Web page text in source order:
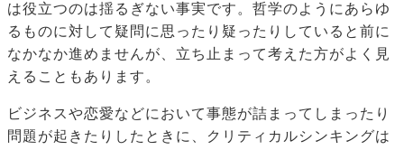
は役立つのは揺るぎない事実です。哲学のようにあらゆ
るものに対して疑問に思ったり疑ったりしていると前に
なかなか進めませんが、立ち止まって考えた方がよく見
えることもあります。
ビジネスや恋愛などにおいて事態が詰まってしまったり
問題が起きたりしたときに、クリティカルシンキングは